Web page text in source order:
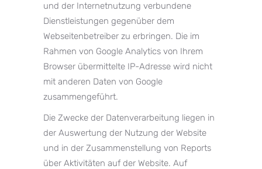
und der Internetnutzung verbundene
Dienstleistungen gegenüber dem
Webseitenbetreiber zu erbringen. Die im
Rahmen von Google Analytics von Ihrem
Browser übermittelte IP-Adresse wird nicht
mit anderen Daten von Google
zusammengeführt.
Die Zwecke der Datenverarbeitung liegen in
der Auswertung der Nutzung der Website
und in der Zusammenstellung von Reports
über Aktivitäten auf der Website. Auf